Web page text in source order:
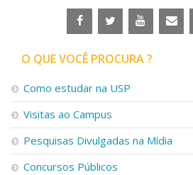
O QUE VOCÊ PROCURA ?
Como estudar na USP
Visitas ao Campus
Pesquisas Divulgadas na Mídia
Concursos Públicos